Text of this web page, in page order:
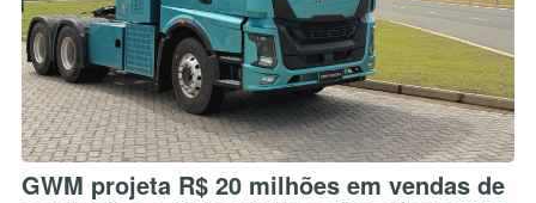
GWM projeta R$ 20 milhões em vendas de